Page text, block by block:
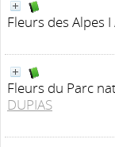
Fleurs des Alpes I
Fleurs du Parc
DUPIAS